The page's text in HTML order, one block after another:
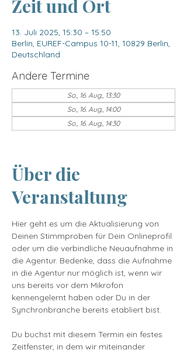
Zeit und Ort
13. Juli 2025, 15:30 – 15:50
Berlin, EUREF-Campus 10-11, 10829 Berlin,
Deutschland
Andere Termine
So., 16. Aug., 13:30
So., 16. Aug., 14:00
So., 16. Aug., 14:30
Über die
Veranstaltung
Hier geht es um die Aktualisierung von
Deinen Stimmproben für Dein Onlineprofil
oder um die verbindliche Neuaufnahme in
die Agentur. Bedenke, dass die Aufnahme
in die Agentur nur möglich ist, wenn wir
uns bereits vor dem Mikrofon
kennengelernt haben oder Du in der
Synchronbranche bereits etabliert bist.
Du buchst mit diesem Termin ein festes
Zeitfenster, in dem wir miteinander